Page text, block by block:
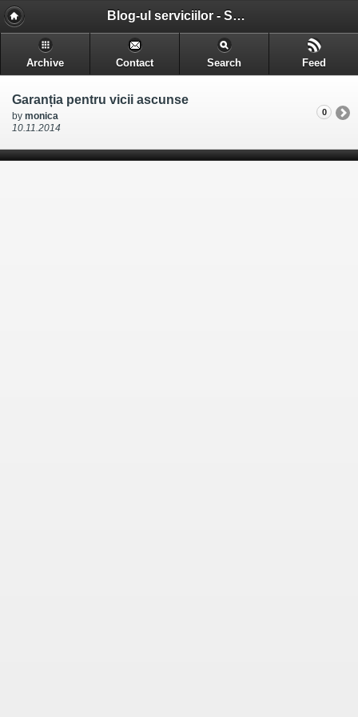
Blog-ul serviciilor - Serviciile pe care le gasesti in Cluj-Napoca
Archive Contact Search Feed
Garanția pentru vicii ascunse
by monica
10.11.2014
0